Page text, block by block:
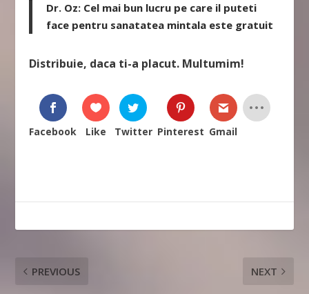
Dr. Oz: Cel mai bun lucru pe care il puteti
face pentru sanatatea mintala este gratuit
Distribuie, daca ti-a placut. Multumim!
Facebook Like Twitter Pinterest Gmail
PREVIOUS NEXT